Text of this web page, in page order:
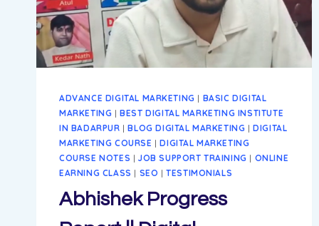
ADVANCE DIGITAL MARKETING | BASIC DIGITAL
MARKETING |BEST DIGITAL MARKETING INSTITUTE
IN BADARPUR |BLOG DIGITAL MARKETING |DIGITAL
MARKETING COURSE |DIGITAL MARKETING
COURSE NOTES | JOB SUPPORT TRAINING | ONLINE
EARNING CLASS | SEO |TESTIMONIALS
Abhishek Progress